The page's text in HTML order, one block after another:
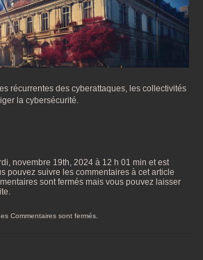
récurrentes des cyberattaques, les collectivités
la cybersécurité.
novembre 19th, 2024 à 12 h 01 min et est
pouvez suivre les commentaires à cet article
sont fermés mais vous pouvez laisser
Commentaires sont fermés.